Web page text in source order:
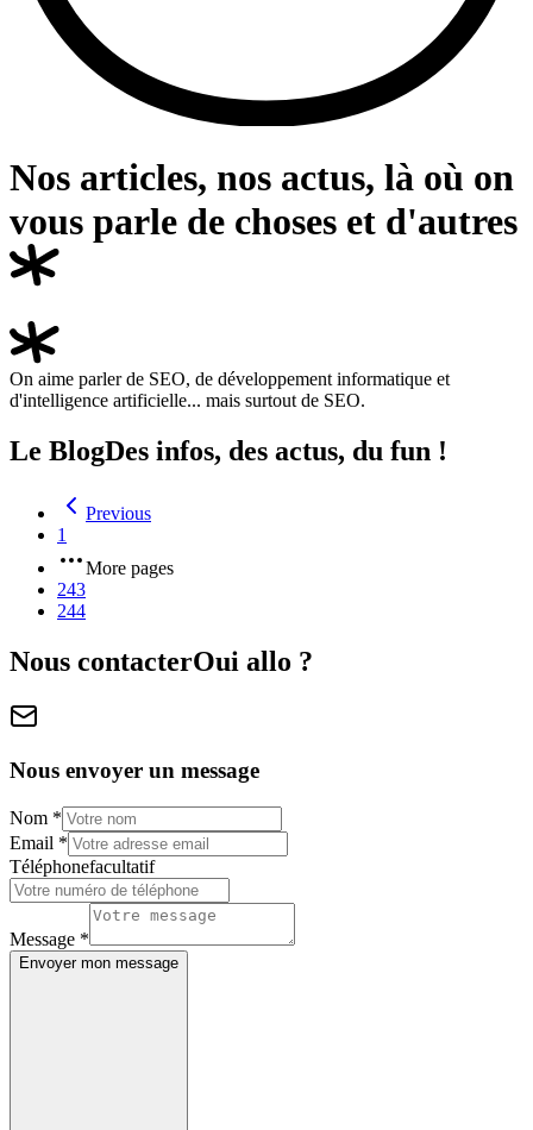
Nos articles, nos actus, là où on
vous parle de choses et d'autres
On aime parler de SEO, de développement informatique et
d'intelligence artificielle... mais surtout de SEO.
Le BlogDes infos, des actus, du fun !
Previous
1
More pages
243
244
Nous contacterOui allo ?
Nous envoyer un message
Nom *
Email *
Téléphonefacultatif
Message *
Envoyer mon message